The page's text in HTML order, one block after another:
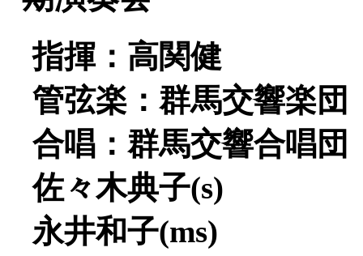
指揮：高関健
管弦楽：群馬交響楽団
合唱：群馬交響合唱団
佐々木典子(s)
永井和子(ms)